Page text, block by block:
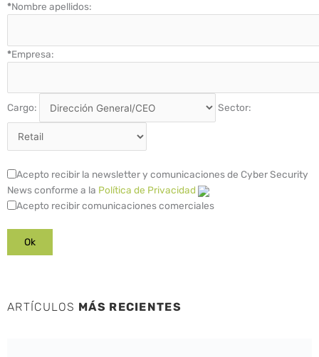
*Nombre apellidos:
*Empresa:
Cargo: Sector:
Acepto recibir la newsletter y comunicaciones de Cyber Security
News conforme a la Política de Privacidad
Acepto recibir comunicaciones comerciales
ARTÍCULOS MÁS RECIENTES